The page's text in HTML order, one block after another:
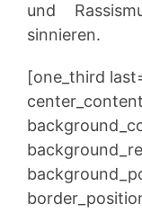
und
sinnieren.
[one_third